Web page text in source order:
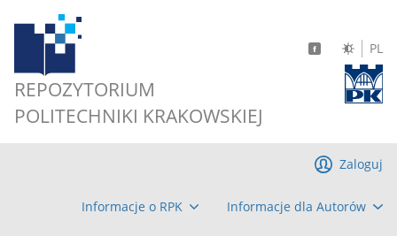
REPOZYTORIUM
POLITECHNIKI KRAKOWSKIEJ
PL
Informacje o RPK Informacje dla Autorów
Zaloguj